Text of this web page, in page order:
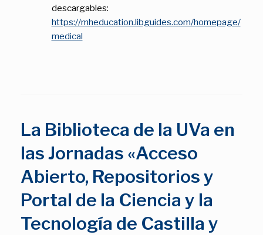
descargables:
https://mheducation.libguides.com/homepage/
medical
La Biblioteca de la UVa en
las Jornadas «Acceso
Abierto, Repositorios y
Portal de la Ciencia y la
Tecnología de Castilla y